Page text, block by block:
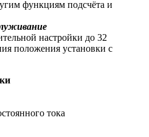
функциям подсчёта и
настройки до 32
положения установки с
тока